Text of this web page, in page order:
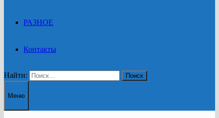
РАЗНОЕ
Контакты
Найти:
Меню